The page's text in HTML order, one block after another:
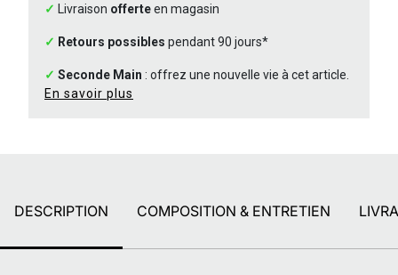
✓ Livraison offerteen magasin
✓ Retours possibles pendant 90 jours*
✓ Seconde Main : offrez une nouvelle vie à cet article.
En savoir plus
DESCRIPTION COMPOSITION & ENTRETIEN